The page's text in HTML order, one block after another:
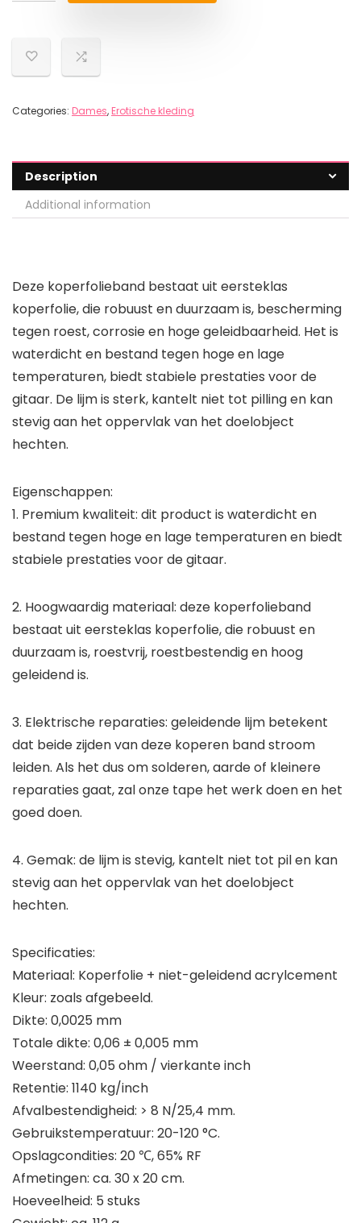
Categories: Dames, Erotische kleding
Description
Additional information
Deze koperfolieband bestaat uit eersteklas
koperfolie, die robuust en duurzaam is, bescherming
tegen roest, corrosie en hoge geleidbaarheid. Het is
waterdicht en bestand tegen hoge en lage
temperaturen, biedt stabiele prestaties voor de
gitaar. De lijm is sterk, kantelt niet tot pilling en kan
stevig aan het oppervlak van het doelobject
hechten.
Eigenschappen:
1. Premium kwaliteit: dit product is waterdicht en
bestand tegen hoge en lage temperaturen en biedt
stabiele prestaties voor de gitaar.
2. Hoogwaardig materiaal: deze koperfolieband
bestaat uit eersteklas koperfolie, die robuust en
duurzaam is, roestvrij, roestbestendig en hoog
geleidend is.
3. Elektrische reparaties: geleidende lijm betekent
dat beide zijden van deze koperen band stroom
leiden. Als het dus om solderen, aarde of kleinere
reparaties gaat, zal onze tape het werk doen en het
goed doen.
4. Gemak: de lijm is stevig, kantelt niet tot pil en kan
stevig aan het oppervlak van het doelobject
hechten.
Specificaties:
Materiaal: Koperfolie + niet-geleidend acrylcement
Kleur: zoals afgebeeld.
Dikte: 0,0025 mm
Totale dikte: 0,06 ± 0,005 mm
Weerstand: 0,05 ohm / vierkante inch
Retentie: 1140 kg/inch
Afvalbestendigheid: > 8 N/25,4 mm.
Gebruikstemperatuur: 20-120 °C.
Opslagcondities: 20 ℃, 65% RF
Afmetingen: ca. 30 x 20 cm.
Hoeveelheid: 5 stuks